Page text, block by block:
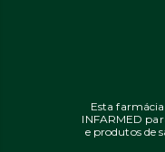
Esta
INFARMED
e produtos de